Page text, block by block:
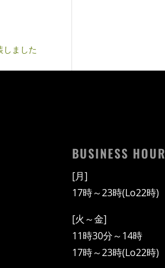
しました
BUSINESS HOUR
[月]
17時～23時(Lo22時)
[火～金]
11時30分～14時
17時～23時(Lo22時)